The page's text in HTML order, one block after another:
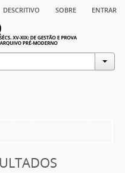
descritivo sobre entrar